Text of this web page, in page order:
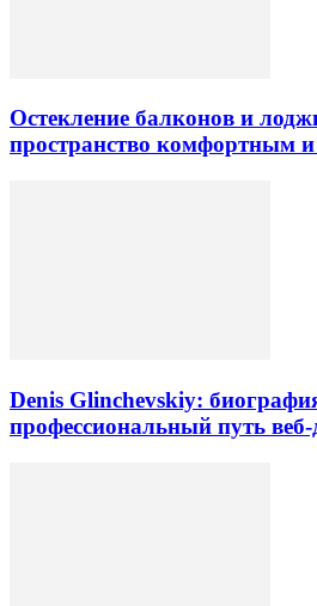
Остекление балконов и
пространство комфортным
Denis Glinchevskiy:
профессиональный путь веб-